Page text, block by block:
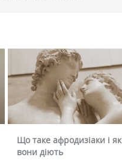
Що таке афродизіаки і як
вони діють